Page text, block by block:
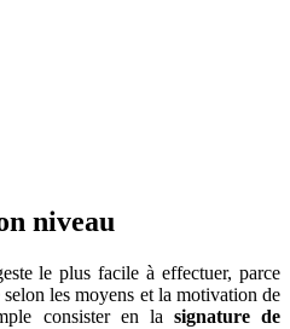
niveau
le plus facile à effectuer, parce
les moyens et la motivation de
consister en la signature de